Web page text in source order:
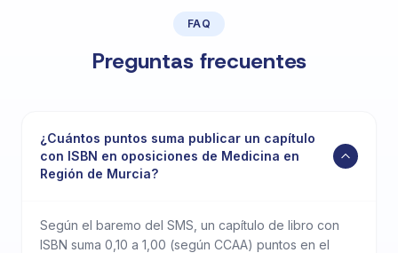
FAQ
Preguntas frecuentes
¿Cuántos puntos suma publicar un capítulo
con ISBN en oposiciones de Medicina en
Región de Murcia?
Según el baremo del SMS, un capítulo de libro con
ISBN suma 0,10 a 1,00 (según CCAA) puntos en el